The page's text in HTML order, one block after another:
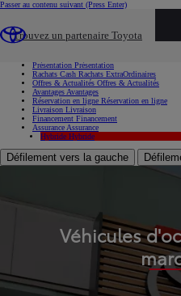
Passer au contenu suivant (Press Enter)
Trouvez un partenaire Toyota
Présentation Présentation
Rachats Cash Rachats ExtraOrdinaires
Offres & Actualités Offres & Actualités
Avantages Avantages
Réservation en ligne Réservation en ligne
Livraison Livraison
Financement Financement
Assurance Assurance
Hybride Hybride
Défilement vers la gauche
Véhicules